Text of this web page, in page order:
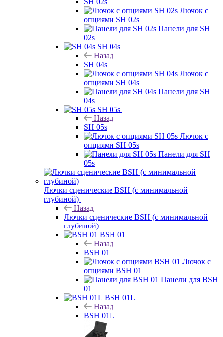
SH 02s
Лючок с
опциями SH 02s
Панели для SH
02s
SH 04s
Назад
SH 04s
Лючок с
опциями SH 04s
Панели для SH
04s
SH 05s
Назад
SH 05s
Лючок с
опциями SH 05s
Панели для SH
05s
Лючки сценические BSH (с минимальной
глубиной)
Назад
Лючки сценические BSH (с минимальной
глубиной)
BSH 01
Назад
BSH 01
Лючок с
опциями BSH 01
Панели для BSH
01
BSH 01L
Назад
BSH 01L